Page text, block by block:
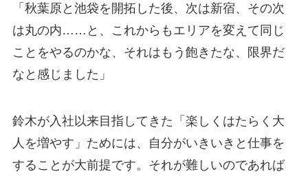
「秋葉原と池袋を開拓した後、次は新宿、その次
は丸の内……と、これからもエリアを変えて同じ
ことをやるのかな、それはもう飽きたな、限界だ
なと感じました」
鈴木が入社以来目指してきた「楽しくはたらく大
人を増やす」ためには、自分がいきいきと仕事を
することが大前提です。それが難しいのであれば